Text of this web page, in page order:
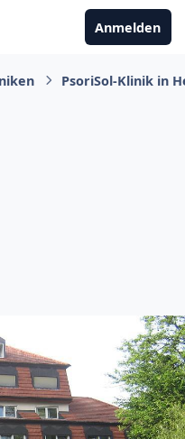
Anmelden
PsoriSol-Klinik in